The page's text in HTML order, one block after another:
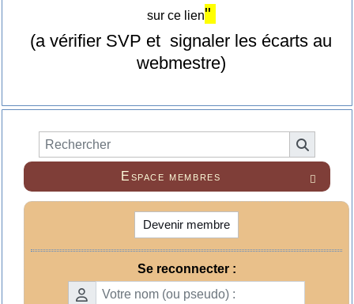
sur ce lien"
(a vérifier SVP et signaler les écarts au
webmestre)

Espace membres
Devenir membre
Se reconnecter :